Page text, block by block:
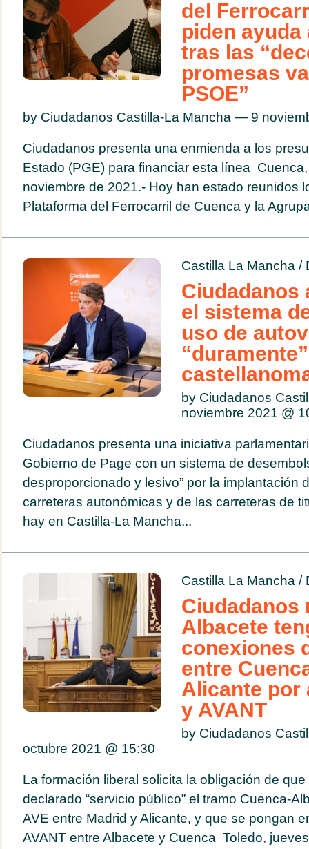
del
piden ayuda
tras las
promesas
PSOE”
by Ciudadanos Castilla-La Mancha — 9
Ciudadanos presenta una enmienda a los
Estado (PGE) para financiar esta línea
noviembre de 2021.- Hoy han estado reunidos
Plataforma del Ferrocarril de Cuenca y la
Castilla La Mancha /
Ciudadanos
el sistema
uso de
by Ciudadanos
noviembre 2021 @
Ciudadanos presenta una iniciativa
Gobierno de Page con un sistema de
desproporcionado y lesivo” por la implantación
carreteras autonómicas y de las carreteras de
hay en Castilla-La Mancha...
Castilla La Mancha /
Ciudadanos
Albacete
conexiones
entre
Alicante por
y AVANT
by Ciudadanos
octubre 2021 @ 15:30
La formación liberal solicita la obligación de que
declarado “servicio público” el tramo Cuenca-
AVE entre Madrid y Alicante, y que se pongan
AVANT entre Albacete y Cuenca Toledo,